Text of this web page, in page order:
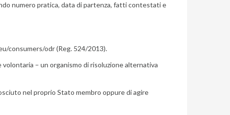
numero pratica, data di partenza, fatti contestati e
consumers/odr (Reg. 524/2013).
– un organismo di risoluzione alternativa
nel proprio Stato membro oppure di agire